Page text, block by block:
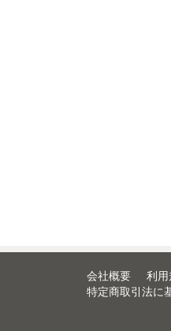
会社概要 利用
特定商取引法に